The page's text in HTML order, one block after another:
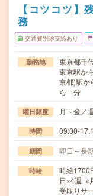
【コツコツ
務
交通費別途支給あり
勤務地
東京都千
東京駅か
京都)駅か
ら---分
曜日頻度 月～金／
時間 09:00-
期間 即日～長
時給
時給
日×4週 ※
受取りサ